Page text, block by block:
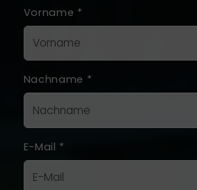
Vorname *
Nachname *
E-Mail *